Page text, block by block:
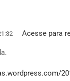
Acesse para